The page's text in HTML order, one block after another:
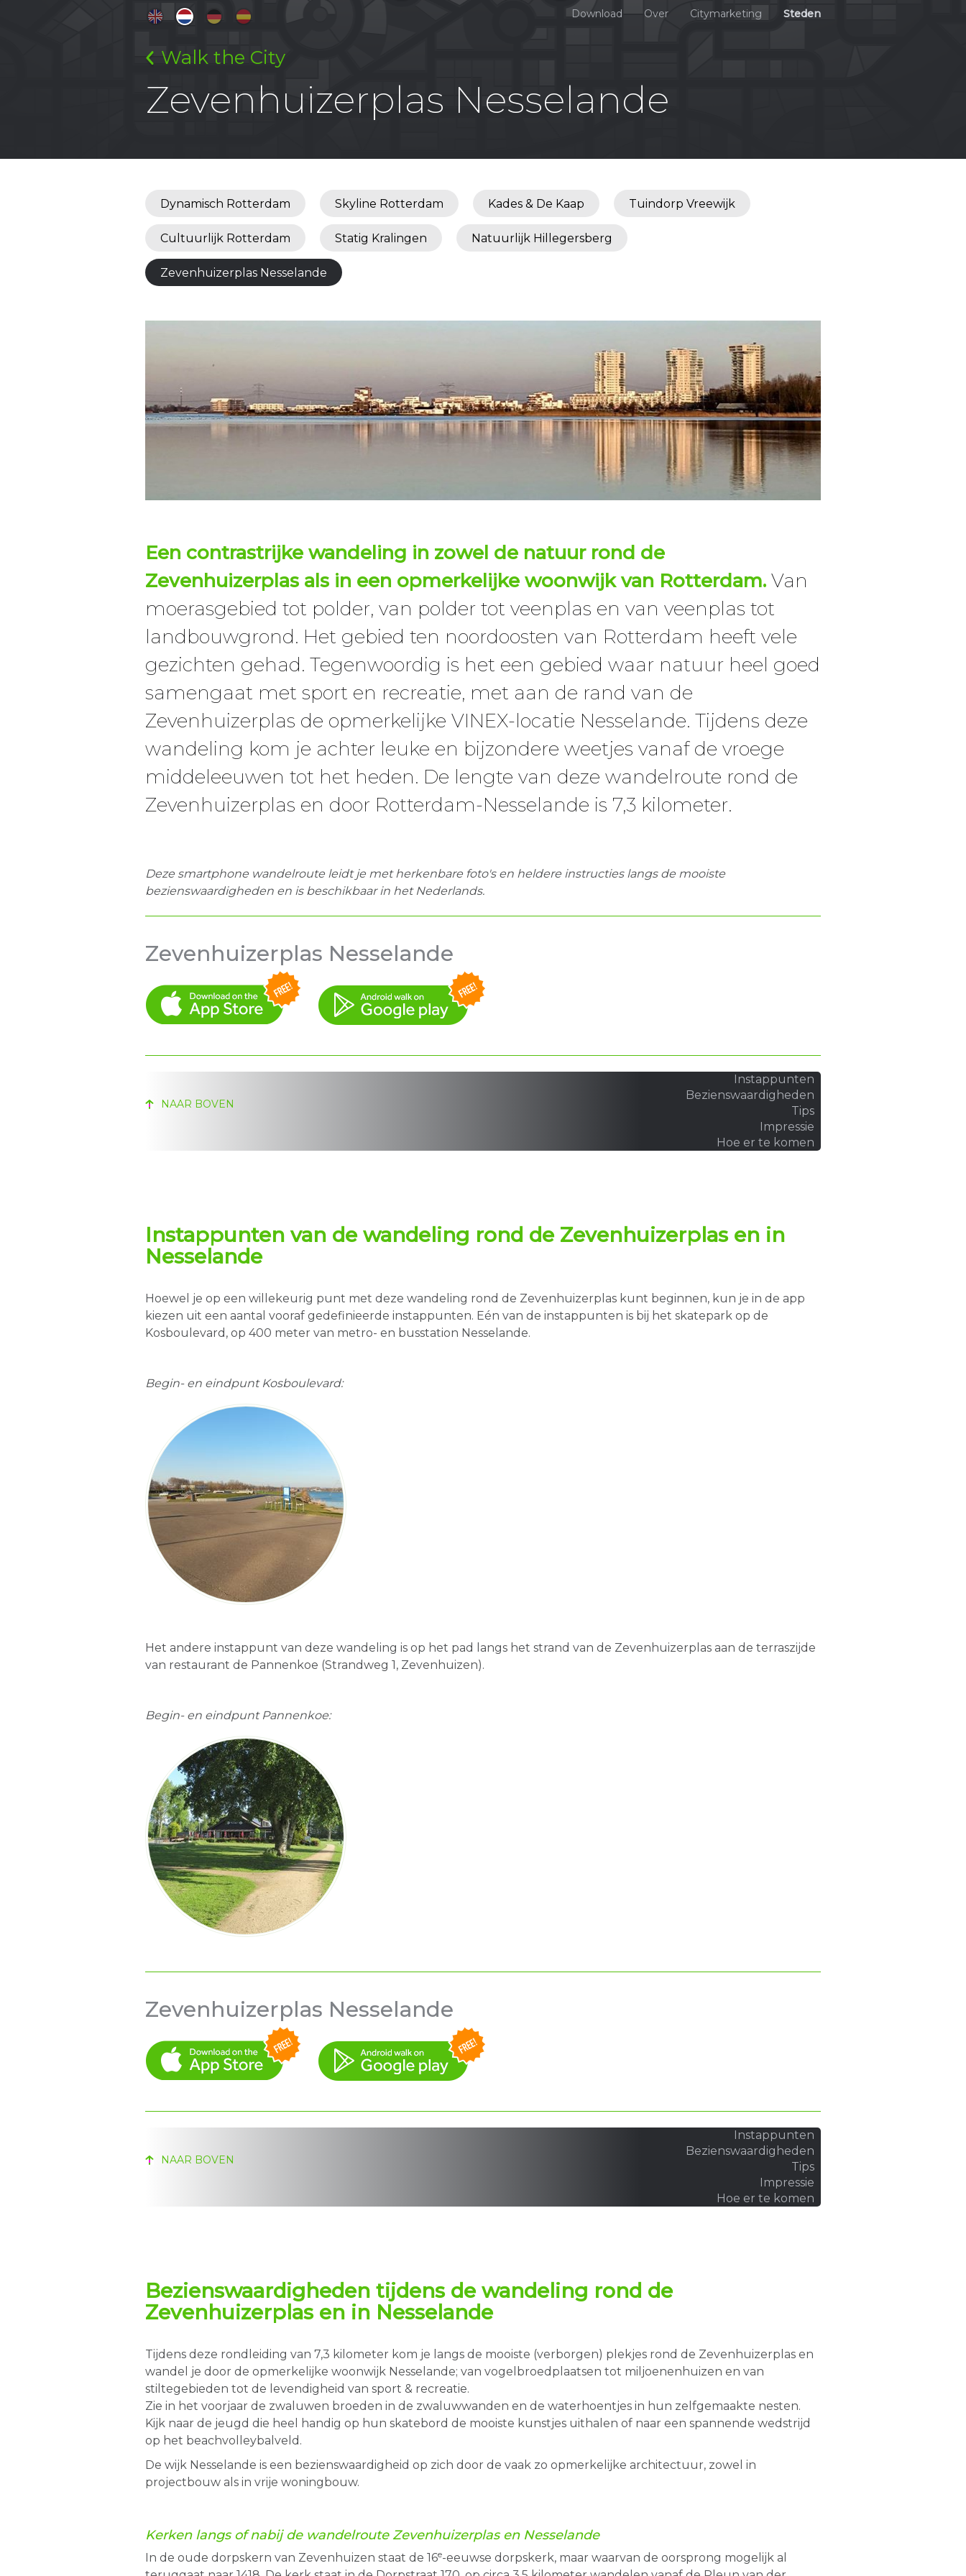
Download Over Citymarketing Steden
Walk the City
Zevenhuizerplas Nesselande
Dynamisch Rotterdam Skyline Rotterdam Kades & De Kaap Tuindorp Vreewijk
Cultuurlijk Rotterdam Statig Kralingen Natuurlijk Hillegersberg
Zevenhuizerplas Nesselande
Een contrastrijke wandeling in zowel de natuur rond de
Zevenhuizerplas als in een opmerkelijke woonwijk van Rotterdam. Van
moerasgebied tot polder, van polder tot veenplas en van veenplas tot
landbouwgrond. Het gebied ten noordoosten van Rotterdam heeft vele
gezichten gehad. Tegenwoordig is het een gebied waar natuur heel goed
samengaat met sport en recreatie, met aan de rand van de
Zevenhuizerplas de opmerkelijke VINEX-locatie Nesselande. Tijdens deze
wandeling kom je achter leuke en bijzondere weetjes vanaf de vroege
middeleeuwen tot het heden. De lengte van deze wandelroute rond de
Zevenhuizerplas en door Rotterdam-Nesselande is 7,3 kilometer.
Deze smartphone wandelroute leidt je met herkenbare foto's en heldere instructies langs de mooiste
bezienswaardigheden en is beschikbaar in het Nederlands.
Zevenhuizerplas Nesselande
NAAR BOVEN
Instappunten
Bezienswaardigheden
Tips
Impressie
Hoe er te komen
Instappunten van de wandeling rond de Zevenhuizerplas en in
Nesselande
Hoewel je op een willekeurig punt met deze wandeling rond de Zevenhuizerplas kunt beginnen, kun je in de app
kiezen uit een aantal vooraf gedefinieerde instappunten. Eén van de instappunten is bij het skatepark op de
Kosboulevard, op 400 meter van metro- en busstation Nesselande.
Begin- en eindpunt Kosboulevard:
Het andere instappunt van deze wandeling is op het pad langs het strand van de Zevenhuizerplas aan de terraszijde
van restaurant de Pannenkoe (Strandweg 1, Zevenhuizen).
Begin- en eindpunt Pannenkoe:
Zevenhuizerplas Nesselande
NAAR BOVEN
Instappunten
Bezienswaardigheden
Tips
Impressie
Hoe er te komen
Bezienswaardigheden tijdens de wandeling rond de
Zevenhuizerplas en in Nesselande
Tijdens deze rondleiding van 7,3 kilometer kom je langs de mooiste (verborgen) plekjes rond de Zevenhuizerplas en
wandel je door de opmerkelijke woonwijk Nesselande; van vogelbroedplaatsen tot miljoenenhuizen en van
stiltegebieden tot de levendigheid van sport & recreatie.
Zie in het voorjaar de zwaluwen broeden in de zwaluwwanden en de waterhoentjes in hun zelfgemaakte nesten.
Kijk naar de jeugd die heel handig op hun skatebord de mooiste kunstjes uithalen of naar een spannende wedstrijd
op het beachvolleybalveld.
De wijk Nesselande is een bezienswaardigheid op zich door de vaak zo opmerkelijke architectuur, zowel in
projectbouw als in vrije woningbouw.
Kerkenlangs of nabij de wandelrouteZevenhuizerplas en Nesselande
In de oude dorpskern van Zevenhuizen staat de 16e-eeuwse dorpskerk, maar waarvan de oorsprong mogelijk al